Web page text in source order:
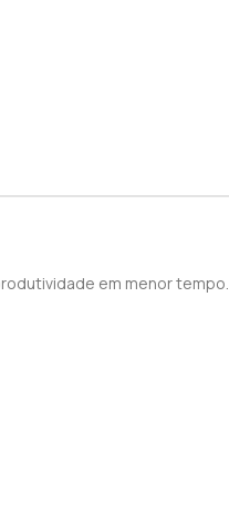
em menor tempo.